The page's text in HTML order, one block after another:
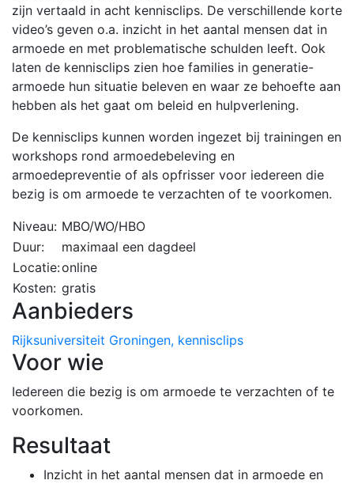
zijn vertaald in acht kennisclips. De verschillende korte
video’s geven o.a. inzicht in het aantal mensen dat in
armoede en met problematische schulden leeft. Ook
laten de kennisclips zien hoe families in generatie-
armoede hun situatie beleven en waar ze behoefte aan
hebben als het gaat om beleid en hulpverlening.
De kennisclips kunnen worden ingezet bij trainingen en
workshops rond armoedebeleving en
armoedepreventie of als opfrisser voor iedereen die
bezig is om armoede te verzachten of te voorkomen.
Niveau: MBO/WO/HBO
Duur:
maximaal een dagdeel
Locatie:online
Kosten: gratis
Aanbieders
Rijksuniversiteit Groningen, kennisclips
Voor wie
Iedereen die bezig is om armoede te verzachten of te
voorkomen.
Resultaat
Inzicht in het aantal mensen dat in armoede en